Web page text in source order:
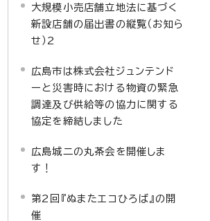
大規模小売店舗立地法に基づく
新設店舗の届出書の縦覧（お知ら
せ）2
広島市は株式会社ジュンテンド
ーと災害時における物資の緊急
調達及び供給等の協力に関する
協定を締結しました
広島城二の丸茶会を開催しま
す！
第2回『ぬまたエコひろば』の開
催